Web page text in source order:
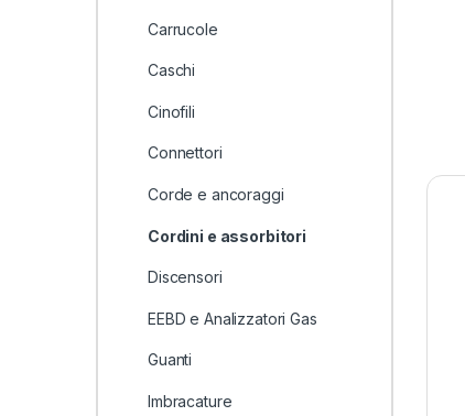
Carrucole
Caschi
Cinofili
Connettori
Corde e ancoraggi
Cordini e assorbitori
Discensori
EEBD e Analizzatori Gas
Guanti
Imbracature